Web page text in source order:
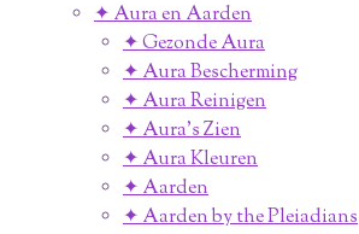
✦ Aura en Aarden
✦ Gezonde Aura
✦ Aura Bescherming
✦ Aura Reinigen
✦ Aura's Zien
✦ Aura Kleuren
✦ Aarden
✦ Aarden by the Pleiadians